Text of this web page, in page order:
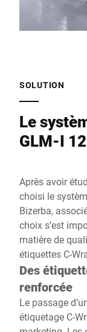
SOLUTION
Le
GLM-I
Après avoir
choisi le
Bizerba,
choix s’est
matière de
étiquettes C-
Des
renforcée
Le passage
étiquetage C-